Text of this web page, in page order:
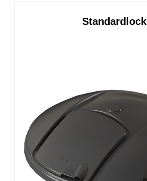
Standardlock